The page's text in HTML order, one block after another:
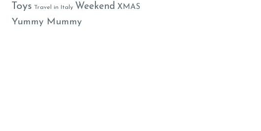
Toys Travel in Italy Weekend XMAS
Yummy Mummy